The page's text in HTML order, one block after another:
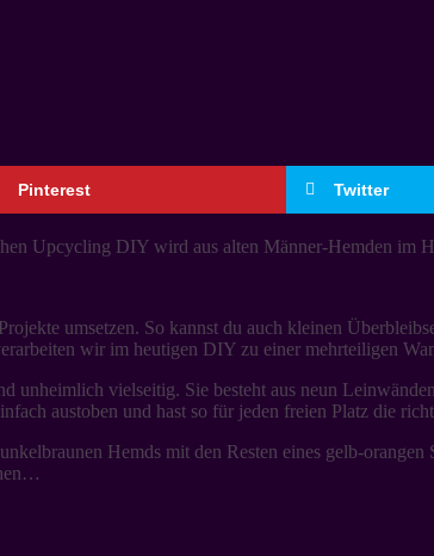
Pinterest Twitter
Upcycling DIY wird aus alten Männer-Hemden im
umsetzen. So kannst du auch kleinen
wir im heutigen DIY zu einer mehrteiligen
unheimlich vielseitig. Sie besteht aus neun
austoben und hast so für jeden freien Platz die
Hemds mit den Resten eines gelb-